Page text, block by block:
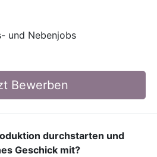
und Nebenjobs
Bewerben
durchstarten und
Geschick mit?